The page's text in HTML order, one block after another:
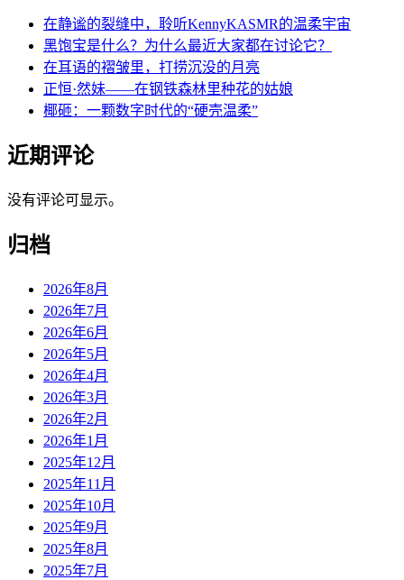
在静谧的裂缝中，聆听KennyKASMR的温柔宇宙
黑饱宝是什么？为什么最近大家都在讨论它？
在耳语的褶皱里，打捞沉没的月亮
正恒·然妹——在钢铁森林里种花的姑娘
椰砸：一颗数字时代的“硬壳温柔”
近期评论
没有评论可显示。
归档
2026年8月
2026年7月
2026年6月
2026年5月
2026年4月
2026年3月
2026年2月
2026年1月
2025年12月
2025年11月
2025年10月
2025年9月
2025年8月
2025年7月